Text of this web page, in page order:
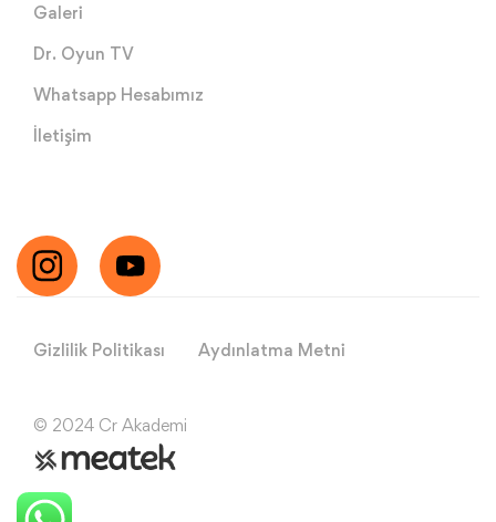
Galeri
Dr. Oyun TV
Whatsapp Hesabımız
İletişim
Gizlilik Politikası Aydınlatma Metni
© 2024 Cr Akademi